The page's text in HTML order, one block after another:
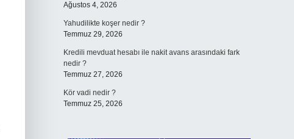
Ağustos 4, 2026
Yahudilikte koşer nedir ?
Temmuz 29, 2026
Kredili mevduat hesabı ile nakit avans arasındaki fark
nedir ?
Temmuz 27, 2026
Kör vadi nedir ?
Temmuz 25, 2026